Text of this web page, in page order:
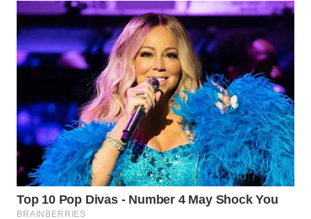
WN
DEPOK
UTARA
WN
SAMOSIR
WN
PADANG